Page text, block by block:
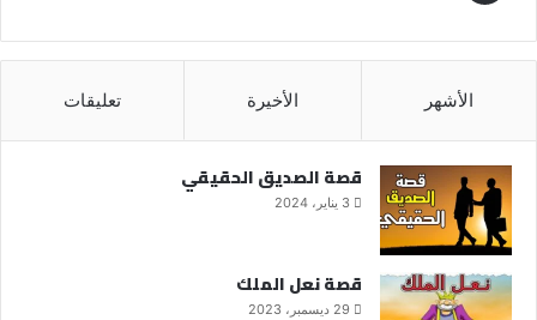
الأشهر الأخيرة تعليقات
قصة الصديق الحقيقي
3 يناير، 2024
قصة نعل الملك
29 ديسمبر، 2023